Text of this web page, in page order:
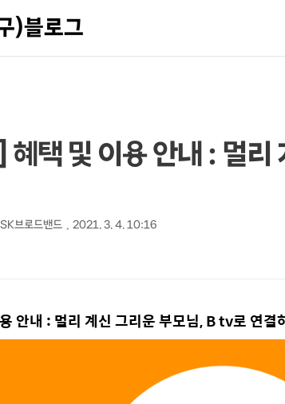
)블로그
혜택 및 이용 안내 : 멀
SK브로드밴드 2021. 3. 4. 10:16
안내 : 멀리 계신 그리운 부모님, B tv로 연결